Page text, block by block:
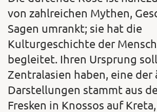
von zahlreichen Mythen,
Sagen umrankt; sie hat die
Kulturgeschichte der
begleitet. Ihren Ursprung
Zentralasien haben, eine der
Darstellungen stammt aus
Fresken in Knossos auf